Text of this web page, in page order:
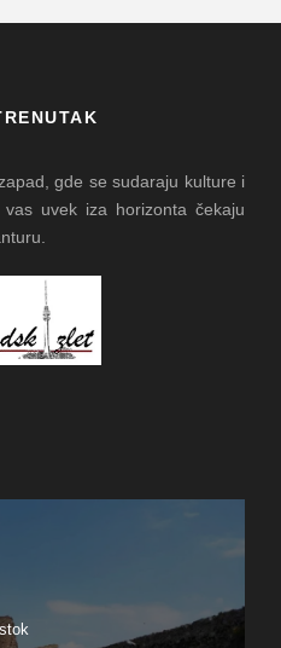
gde se sudaraju kulture i
uvek iza horizonta čekaju
Istok